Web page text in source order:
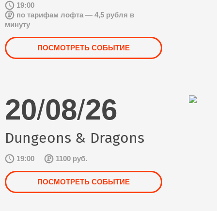
19:00
по тарифам лофта — 4,5 рубля в
минуту
ПОСМОТРЕТЬ СОБЫТИЕ
20/08/26
Dungeons & Dragons
19:00 1100 руб.
ПОСМОТРЕТЬ СОБЫТИЕ